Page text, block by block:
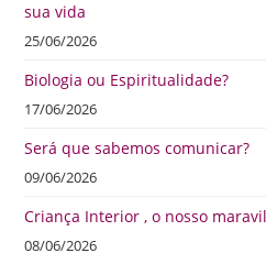
sua vida
25/06/2026
Biologia ou Espiritualidade?
17/06/2026
Será que sabemos comunicar?
09/06/2026
Criança Interior , o nosso
08/06/2026